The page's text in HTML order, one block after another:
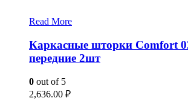
Read More
Каркасные шторки Comfort
передние 2шт
0 out of 5
2,636.00 ₽